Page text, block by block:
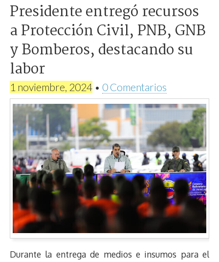
Presidente entregó recursos
a Protección Civil, PNB, GNB
y Bomberos, destacando su
labor
1 noviembre, 2024 • 0 Comentarios
Durante la entrega de medios e insumos para el